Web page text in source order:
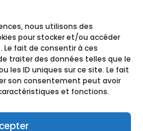
nous utilisons des
pour stocker et/ou accéder
fait de consentir à ces
traiter des données telles que le
les ID uniques sur ce site. Le fait
son consentement peut avoir
et fonctions.
fièrement soin de maintenir un
en France.